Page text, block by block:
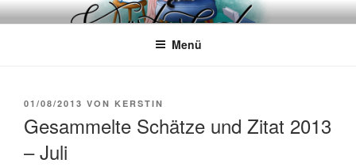
Zum
InhaltWÖRTERKATZE
Von Büchern erzählen
Menü
VERÖFFENTLICHT
01/08/2013 VON KERSTIN
Gesammelte Schätze und Zitat 2013
– Juli